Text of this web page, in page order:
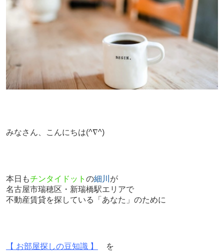
みなさん、こんにちは(^∇^)
本日もチンタイドット の細川 が
名古屋市瑞穂区・新瑞橋駅エリアで
不動産賃貸を探している「あなた」のために
【 お部屋探しの豆知識 】
を